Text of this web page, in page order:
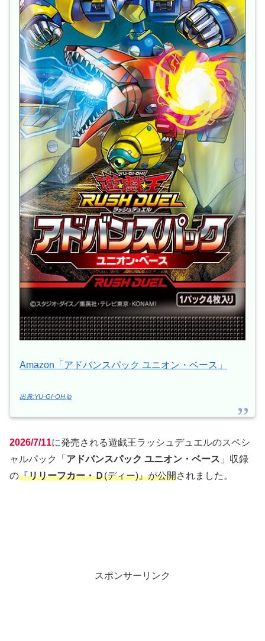
Amazon「アドバンスパック ユニオン・ベース」
出典:YU-GI-OH.jp
2026/7/11に発売される遊戯王ラッシュデュエルのスペシ
ャルパック「 アドバンスパック ユニオン・ベース 」収録
の『リリーフカー・Ｄ(ディー)』が公開されました。
スポンサーリンク